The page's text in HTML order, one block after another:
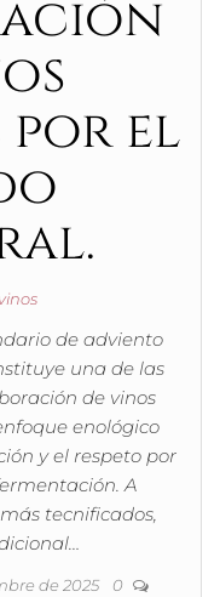
por el
de adviento
una de las
de vinos
enológico
y el respeto por
A
tecnificados,
de 2025 0